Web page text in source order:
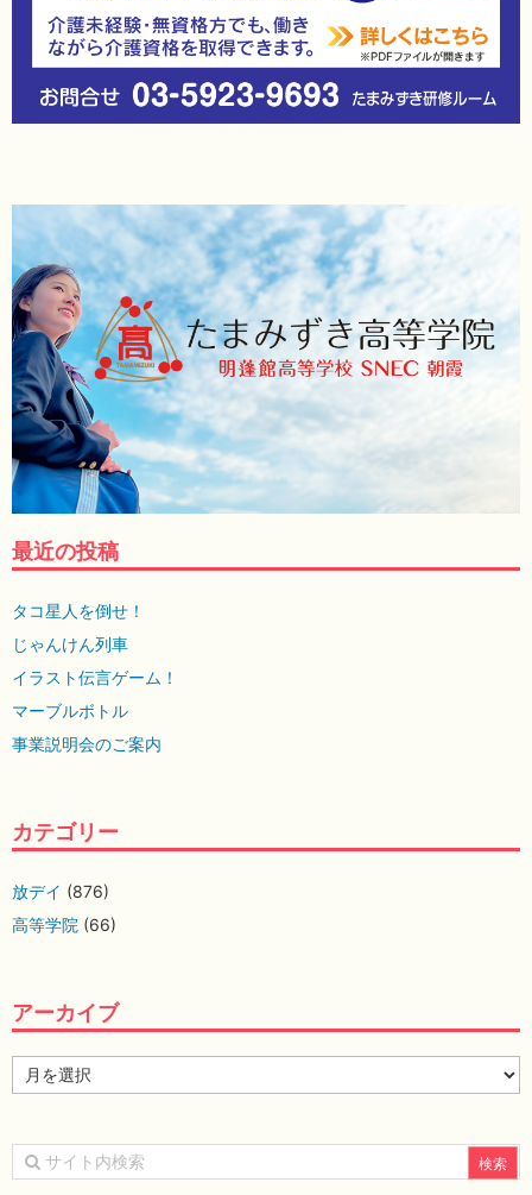
最近の投稿
タコ星人を倒せ！
じゃんけん列車
イラスト伝言ゲーム！
マーブルボトル
事業説明会のご案内
カテゴリー
放デイ (876)
高等学院 (66)
アーカイブ
ー
イ
ブ